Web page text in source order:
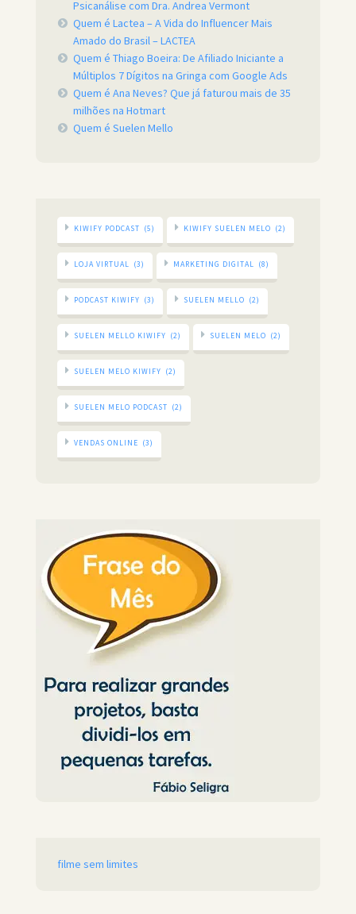
Psicanálise com Dra. Andrea Vermont
Quem é Lactea – A Vida do Influencer Mais
Amado do Brasil – LACTEA
Quem é Thiago Boeira: De Afiliado Iniciante a
Múltiplos 7 Dígitos na Gringa com Google Ads
Quem é Ana Neves? Que já faturou mais de 35
milhões na Hotmart
Quem é Suelen Mello
KIWIFY PODCAST (5) KIWIFY SUELEN MELO (2)
LOJA VIRTUAL (3) MARKETING DIGITAL (8)
PODCAST KIWIFY (3) SUELEN MELLO (2)
SUELEN MELLO KIWIFY (2) SUELEN MELO (2)
SUELEN MELO KIWIFY (2)
SUELEN MELO PODCAST (2)
VENDAS ONLINE (3)
filme sem limites